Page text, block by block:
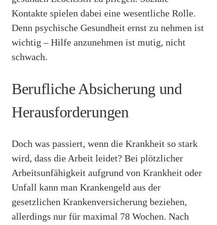
Kontakte spielen dabei eine wesentliche Rolle.
Denn psychische Gesundheit ernst zu nehmen ist
wichtig – Hilfe anzunehmen ist mutig, nicht
schwach.
Berufliche Absicherung und
Herausforderungen
Doch was passiert, wenn die Krankheit so stark
wird, dass die Arbeit leidet? Bei plötzlicher
Arbeitsunfähigkeit aufgrund von Krankheit oder
Unfall kann man Krankengeld aus der
gesetzlichen Krankenversicherung beziehen,
allerdings nur für maximal 78 Wochen. Nach